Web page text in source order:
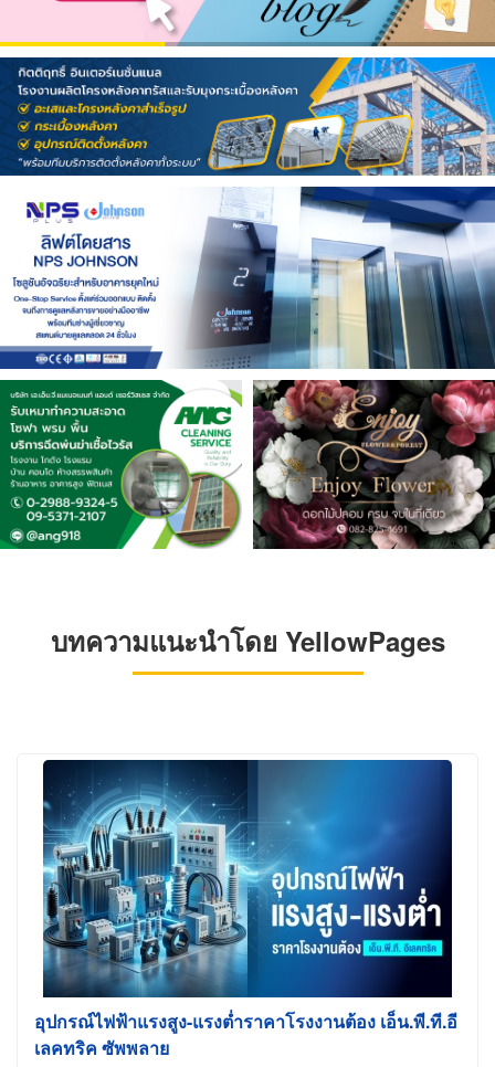
บทความแนะนำโดย YellowPages
อุปกรณ์ไฟฟ้าแรงสูง-แรงต่ำราคาโรงงานต้อง เอ็น.พี.ที.อี
เลคทริค ซัพพลาย